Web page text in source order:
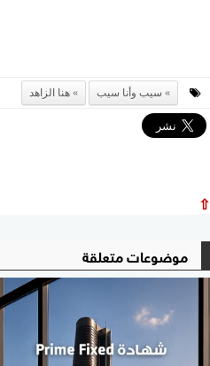
سيب وأنا سيب هنا الزاهد
⇧
موضوعات متعلقة